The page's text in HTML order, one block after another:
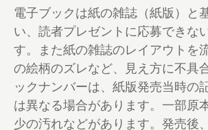
65 なでしこフリーランキ
66 月間フリーランキング
68 好調選手をどう狙う？
71 ひまひまデータOFFLINE
74 24場DATA LABORATORY
81 2024年 10大ニュース
84 ポンコツ会トークショー
電子ブックは紙の雑誌（紙版）と
い、読者プレゼントに応募できな
す。また紙の雑誌のレイアウトを
の絵柄のズレなど、見え方に不具
ックナンバーは、紙版発売当時の
は異なる場合があります。一部原
少の汚れなどがあります。発売後